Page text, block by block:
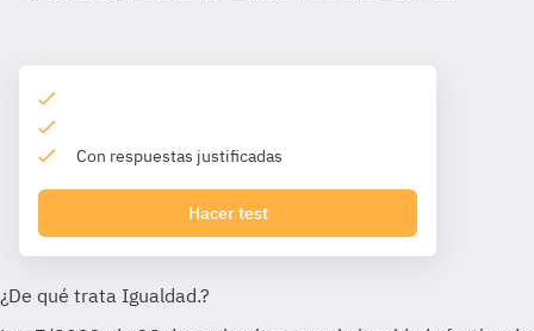
Con respuestas justificadas
Hacer test